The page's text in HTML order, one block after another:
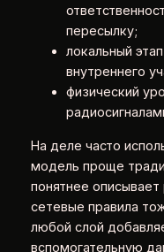
пересылку;
локальный
внутреннего
физический
На деле часто
модель проще
понятнее описывает
сетевые правила
любой слой
вспомогательную